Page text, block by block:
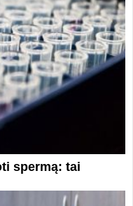
spermą: tai